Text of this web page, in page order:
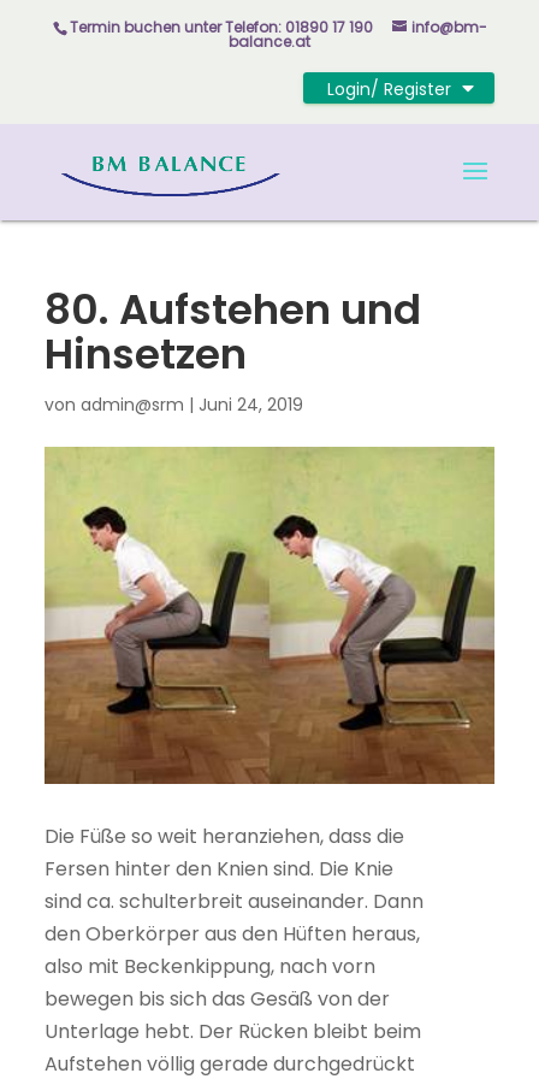
Termin buchen unterTelefon: 01890 17 190 info@bm-
balance.at
Login/ Register
80. Aufstehen und
Hinsetzen
vonadmin@srm | Juni 24, 2019
Die Füße so weit heranziehen, dass die
Fersen hinter den Knien sind. Die Knie
sind ca. schulterbreit auseinander. Dann
den Oberkörper aus den Hüften heraus,
also mit Beckenkippung, nach vorn
bewegen bis sich das Gesäß von der
Unterlage hebt. Der Rücken bleibt beim
Aufstehen völlig gerade durchgedrückt